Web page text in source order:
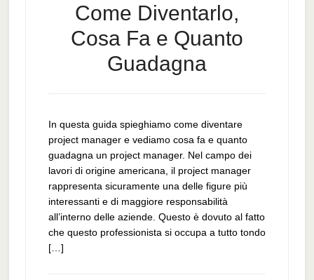
Come Diventarlo,
Cosa Fa e Quanto
Guadagna
In questa guida spieghiamo come diventare
project manager e vediamo cosa fa e quanto
guadagna un project manager. Nel campo dei
lavori di origine americana, il project manager
rappresenta sicuramente una delle figure più
interessanti e di maggiore responsabilità
all’interno delle aziende. Questo è dovuto al fatto
che questo professionista si occupa a tutto tondo
[…]